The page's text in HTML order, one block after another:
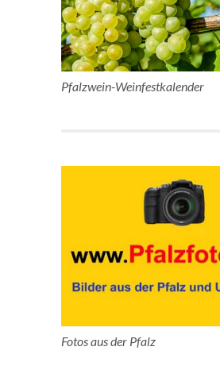
Pfalzwein-Weinfestkalender
Fotos aus der Pfalz